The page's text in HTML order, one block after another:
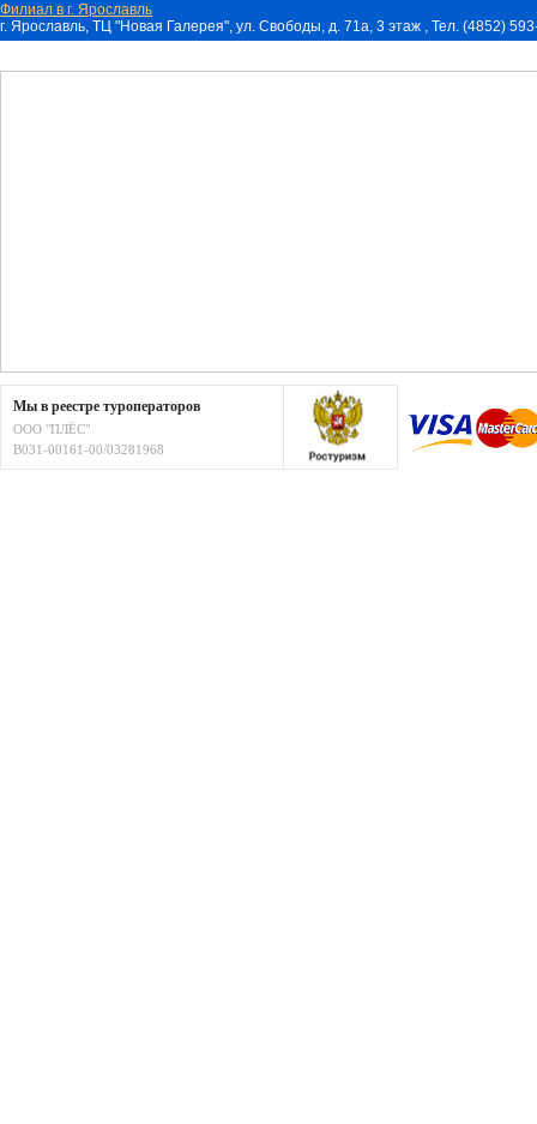
Филиал в г. Ярославль
г. Ярославль, ТЦ "Новая Галерея", ул. Свободы, д. 71a, 3 этаж , Тел. (4852)
Мы в реестре туроператоров
ООО "ПЛЁС"
В031-00161-00/03281968